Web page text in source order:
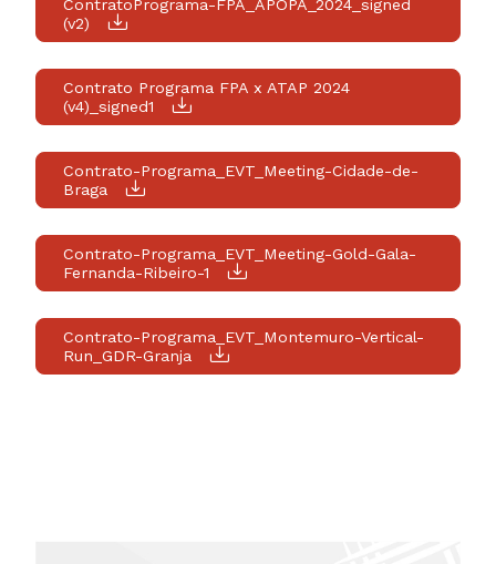
ContratoPrograma-FPA_APOPA_2024_signed
(v2)
Contrato Programa FPA x ATAP 2024
(v4)_signed1
Contrato-Programa_EVT_Meeting-Cidade-de-
Braga
Contrato-Programa_EVT_Meeting-Gold-Gala-
Fernanda-Ribeiro-1
Contrato-Programa_EVT_Montemuro-Vertical-
Run_GDR-Granja